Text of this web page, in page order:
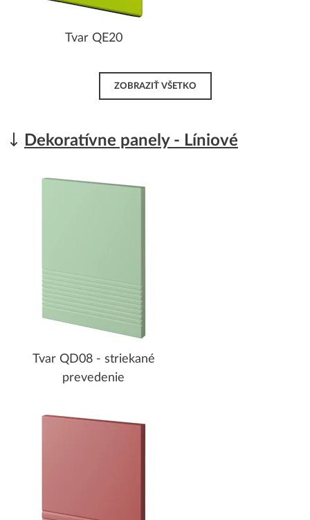
Tvar QE20
ZOBRAZIŤ VŠETKO
Dekoratívne panely - Líniové
Tvar QD08 - striekané
prevedenie